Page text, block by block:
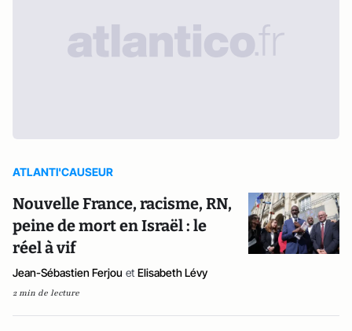
ATLANTI'CAUSEUR
Nouvelle France, racisme, RN,
peine de mort en Israël : le
réel à vif
Jean-Sébastien Ferjou et Elisabeth Lévy
2 min de lecture